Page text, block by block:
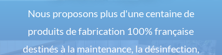
Nous proposons plus d'une centaine de
produits de fabrication 100% française
destinés à la maintenance, la désinfection,